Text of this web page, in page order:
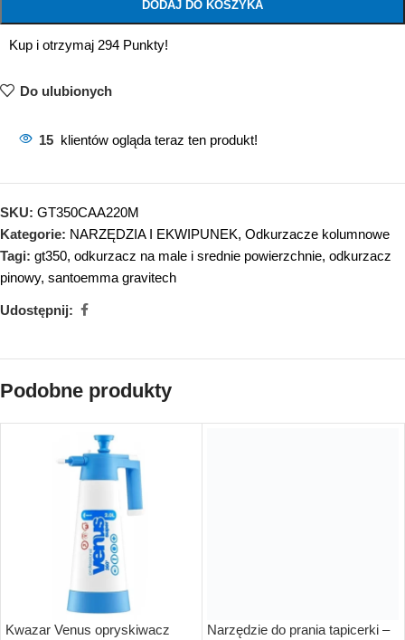
DODAJ DO KOSZYKA
Kup i otrzymaj 294 Punkty!
Do ulubionych
15 klientów ogląda teraz ten produkt!
SKU: GT350CAA220M
Kategorie: NARZĘDZIA I EKWIPUNEK, Odkurzacze kolumnowe
Tagi: gt350, odkurzacz na male i srednie powierzchnie, odkurzacz
pinowy, santoemma gravitech
Udostępnij:
Podobne produkty
Kwazar Venus opryskiwacz
Narzędzie do prania tapicerki –